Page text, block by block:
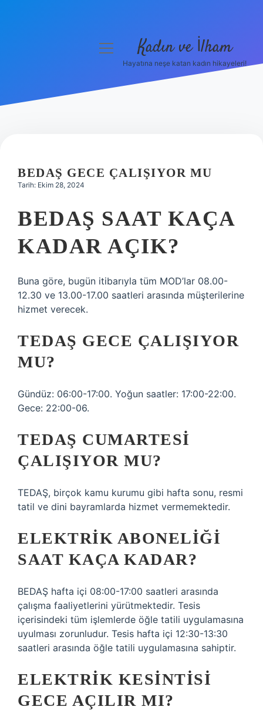
Hakkımızda
menüyü
Kadın ve İlham
Hayatına neşe katan kadın hikayeleri!
BEDAŞ GECE ÇALIŞIYOR MU
Tarih: Ekim 28, 2024
BEDAŞ SAAT KAÇA
KADAR AÇIK?
Buna göre, bugün itibarıyla tüm MOD’lar 08.00-
12.30 ve 13.00-17.00 saatleri arasında müşterilerine
hizmet verecek.
TEDAŞ GECE ÇALIŞIYOR
MU?
Gündüz: 06:00-17:00. Yoğun saatler: 17:00-22:00.
Gece: 22:00-06.
TEDAŞ CUMARTESI
ÇALIŞIYOR MU?
TEDAŞ, birçok kamu kurumu gibi hafta sonu, resmi
tatil ve dini bayramlarda hizmet vermemektedir.
ELEKTRIK ABONELIĞI
SAAT KAÇA KADAR?
BEDAŞ hafta içi 08:00-17:00 saatleri arasında
çalışma faaliyetlerini yürütmektedir. Tesis
içerisindeki tüm işlemlerde öğle tatili uygulamasına
uyulması zorunludur. Tesis hafta içi 12:30-13:30
saatleri arasında öğle tatili uygulamasına sahiptir.
ELEKTRIK KESINTISI
GECE AÇILIR MI?